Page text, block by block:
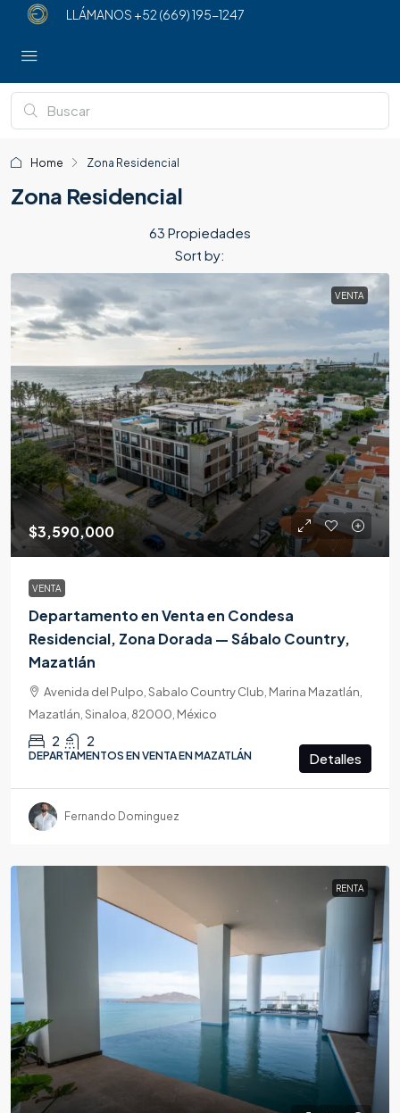
LLÁMANOS +52 (669) 195-1247
Home Zona Residencial
Zona Residencial
63 Propiedades
Sort by:
VENTA
$3,590,000
VENTA
Departamento en Venta en Condesa
Residencial, Zona Dorada — Sábalo Country,
Mazatlán
Avenida del Pulpo, Sabalo Country Club, Marina Mazatlán,
Mazatlán, Sinaloa, 82000, México
2 2
DEPARTAMENTOS EN VENTA EN MAZATLÁN Detalles
Fernando Dominguez
RENTA